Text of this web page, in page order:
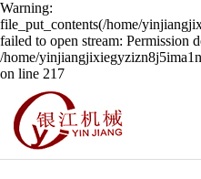
Warning:
file_put_contents(/home/
failed to open stream: Permission
/home/
on line 217